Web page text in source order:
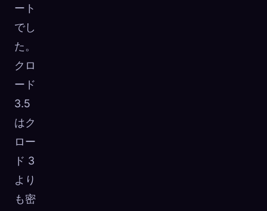
ート
でし
た。
クロ
ード
3.5
はク
ロー
ド 3
より
も密